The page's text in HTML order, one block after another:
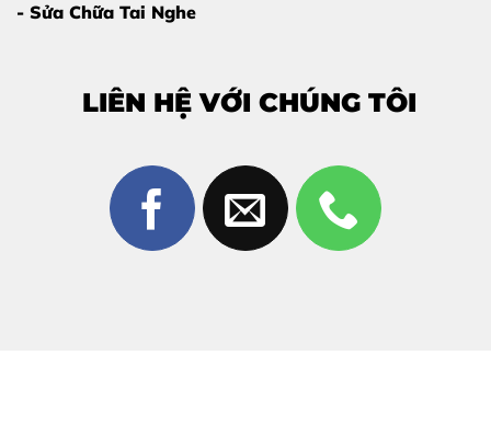
- Sửa Chữa Tai Nghe
LIÊN HỆ VỚI CHÚNG TÔI